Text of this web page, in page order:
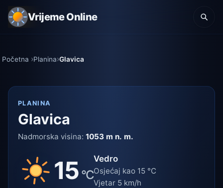
Vrijeme Online
Početna Planina Glavica
PLANINA
Glavica
Nadmorska visina:1053 m n. m.
15 °C
Vedro
Osjećaj kao 15 °C
Vjetar 5 km/h